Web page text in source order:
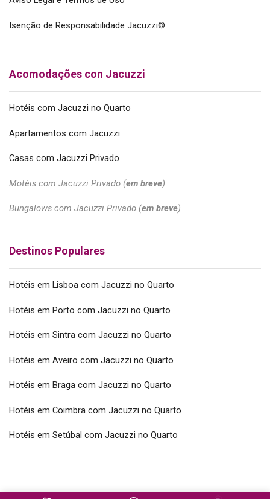
Isenção de Responsabilidade Jacuzzi©
Acomodações con Jacuzzi
Hotéis com Jacuzzi no Quarto
Apartamentos com Jacuzzi
Casas com Jacuzzi Privado
Motéis com Jacuzzi Privado (em breve)
Bungalows com Jacuzzi Privado (em breve)
Destinos Populares
Hotéis em Lisboa com Jacuzzi no Quarto
Hotéis em Porto com Jacuzzi no Quarto
Hotéis em Sintra com Jacuzzi no Quarto
Hotéis em Aveiro com Jacuzzi no Quarto
Hotéis em Braga com Jacuzzi no Quarto
Hotéis em Coimbra com Jacuzzi no Quarto
Hotéis em Setúbal com Jacuzzi no Quarto